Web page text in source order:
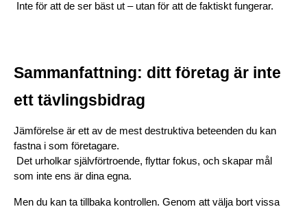
Inte för att de ser bäst ut – utan för att de faktiskt fungerar.
Sammanfattning: ditt företag är inte
ett tävlingsbidrag
Jämförelse är ett av de mest destruktiva beteenden du kan
fastna i som företagare.
Det urholkar självförtroende, flyttar fokus, och skapar mål
som inte ens är dina egna.
Men du kan ta tillbaka kontrollen. Genom att välja bort vissa